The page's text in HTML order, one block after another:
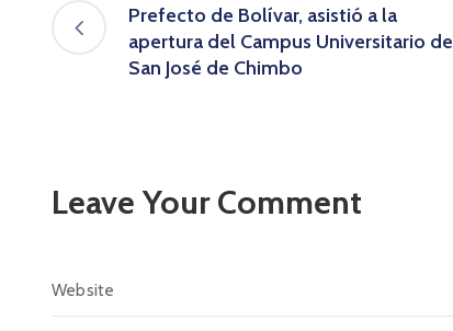
Prefecto de Bolívar, asistió a la
apertura del Campus Universitario de
San José de Chimbo
Leave Your Comment